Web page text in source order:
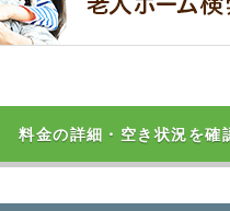
料金の詳細・空き状況を確